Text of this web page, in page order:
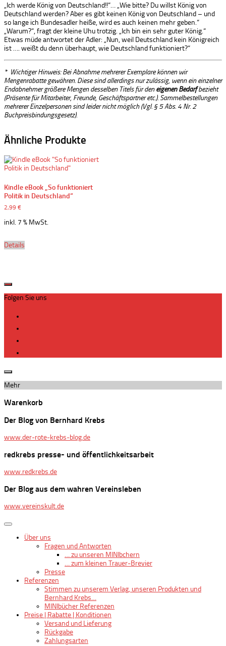
„Ich werde König von Deutschland!!“… „Wie bitte? Du willst König von
Deutschland werden? Aber es gibt keinen König von Deutschland – und
so lange ich Bundesadler heiße, wird es auch keinen mehr geben.“
„Warum?“, fragt der kleine Uhu trotzig. „Ich bin ein sehr guter König.“
Etwas müde antwortet der Adler: „Nun, weil Deutschland kein Königreich
ist …. weißt du denn überhaupt, wie Deutschland funktioniert?“
* Wichtiger Hinweis: Bei Abnahme mehrerer Exemplare können wir
Mengenrabatte gewähren. Diese sind allerdings nur zulässig, wenn ein einzelner
Endabnehmer größere Mengen desselben Titels für deneigenen Bedarfbezieht
(Präsente für Mitarbeiter, Freunde, Geschäftspartner etc.). Sammelbestellungen
mehrerer Einzelpersonen sind leider nicht möglich (Vgl. § 5 Abs. 4 Nr. 2
Buchpreisbindungsgesetz).
Ähnliche Produkte
Kindle eBook „So funktioniert
Politik in Deutschland“
2,99 €
inkl. 7 % MwSt.
Details
Folgen Sie uns
Mehr
Warenkorb
Der Blog von Bernhard Krebs
www.der-rote-krebs-blog.de
redkrebs presse- und öffentlichkeitsarbeit
www.redkrebs.de
Der Blog aus dem wahren Vereinsleben
www.vereinskult.de
Über uns
Fragen und Antworten
… zu unseren MINIbchern
… zum kleinen Trauer-Brevier
Presse
Referenzen
Stimmen zu unserem Verlag, unseren Produkten und
Bernhard Krebs…
MINIbücher Referenzen
Preise | Rabatte | Konditionen
Versand und Lieferung
Rückgabe
Zahlungsarten